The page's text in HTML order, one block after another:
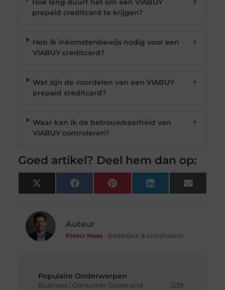
Populaire Onderwerpen
Business / Consumer Goods and
(239
Hoe lang duurt het om een VIABUY
prepaid creditcard te krijgen?
▼
Heb ik inkomstenbewijs nodig voor een
VIABUY creditcard?
▼
Wat zijn de voordelen van een VIABUY
prepaid creditcard?
▼
Waar kan ik de betrouwbaarheid van
VIABUY controleren?
▼
Goed artikel? Deel hem dan op:
X
(Twitter)
FacebookPinterest LinkedIn Email
Auteur
Pieter Maas- Redacteur & schrijfcoach